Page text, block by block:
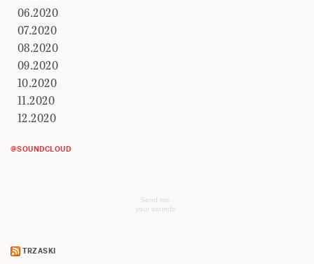
06.2020
07.2020
08.2020
09.2020
10.2020
11.2020
12.2020
@SOUNDCLOUD
Send me
your sounds
TRZASKI